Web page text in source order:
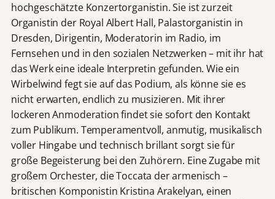
hochgeschätzte Konzertorganistin. Sie ist zurzeit
Organistin der Royal Albert Hall, Palastorganistin in
Dresden, Dirigentin, Moderatorin im Radio, im
Fernsehen und in den sozialen Netzwerken – mit ihr hat
das Werk eine ideale Interpretin gefunden. Wie ein
Wirbelwind fegt sie auf das Podium, als könne sie es
nicht erwarten, endlich zu musizieren. Mit ihrer
lockeren Anmoderation findet sie sofort den Kontakt
zum Publikum. Temperamentvoll, anmutig, musikalisch
voller Hingabe und technisch brillant sorgt sie für
große Begeisterung bei den Zuhörern. Eine Zugabe mit
großem Orchester, die Toccata der armenisch –
britischen Komponistin Kristina Arakelyan, einen